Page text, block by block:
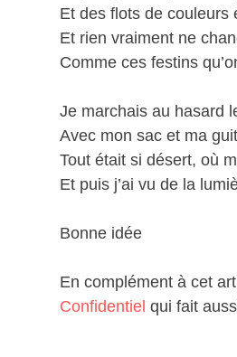
Et des flots de couleurs
Et rien vraiment ne
Comme ces festins
Je marchais au hasard
Avec mon sac et ma
Tout était si désert, où
Et puis j’ai vu de la
Bonne idée
En complément à cet
Confidentiel qui fait